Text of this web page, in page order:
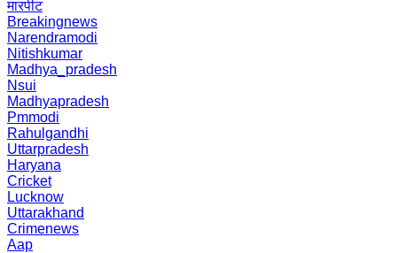
मारपीट
Breakingnews
Narendramodi
Nitishkumar
Madhya_pradesh
Nsui
Madhyapradesh
Pmmodi
Rahulgandhi
Uttarpradesh
Haryana
Cricket
Lucknow
Uttarakhand
Crimenews
Aap